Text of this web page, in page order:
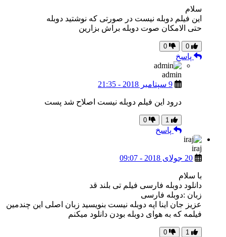
سلام
این فیلم دوبله نیست در صورتی که نوشتید دوبله
حتی الامکان صوت دوبله براش بزارین
0
0
پاسخ
admin
9 سپتامبر 2018 - 21:35
درود این فیلم دوبله نیست اصلاح شد پست
1
0
پاسخ
iraj
20 جولای 2018 - 09:07
با سلام
دانلود دوبله فارسی فیلم تی بلند قد
زبان :دوبله فارسی
عزیز جان اینا اپه دوبله نیست بنویسید زبان اصلی این چندمین
فیلمه که به هوای دوبله بودن دانلود میکنم
1
0